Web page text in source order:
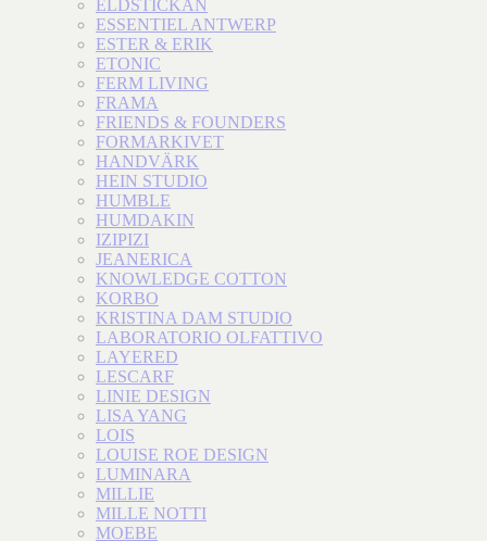
ELDSTICKAN
ESSENTIEL ANTWERP
ESTER & ERIK
ETONIC
FERM LIVING
FRAMA
FRIENDS & FOUNDERS
FORMARKIVET
HANDVÄRK
HEIN STUDIO
HUMBLE
HUMDAKIN
IZIPIZI
JEANERICA
KNOWLEDGE COTTON
KORBO
KRISTINA DAM STUDIO
LABORATORIO OLFATTIVO
LAYERED
LESCARF
LINIE DESIGN
LISA YANG
LOIS
LOUISE ROE DESIGN
LUMINARA
MILLIE
MILLE NOTTI
MOEBE